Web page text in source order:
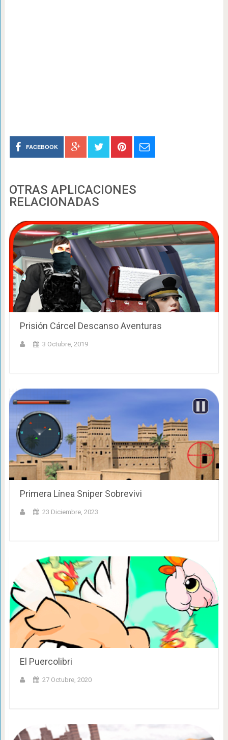
FACEBOOK
OTRAS APLICACIONES
RELACIONADAS
Prisión Cárcel Descanso Aventuras
3 Octubre, 2019
Primera Línea Sniper Sobrevivi
23 Diciembre, 2023
El Puercolibri
27 Octubre, 2020